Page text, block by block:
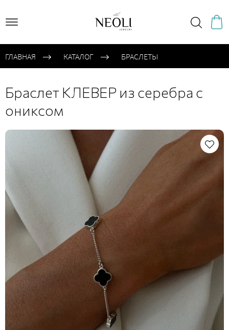
ГЛАВНАЯ КАТАЛОГ БРАСЛЕТЫ
Браслет КЛЕВЕР из серебра с
ониксом